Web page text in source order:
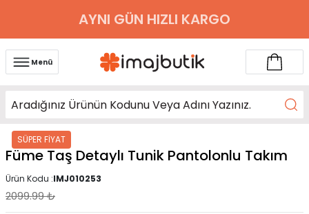
AYNI GÜN HIZLI KARGO
Menü
SÜPER FİYAT
Füme Taş Detaylı Tunik Pantolonlu Takım
Ürün Kodu :IMJ010253
2099.99₺